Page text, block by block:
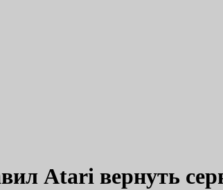
Atari вернуть